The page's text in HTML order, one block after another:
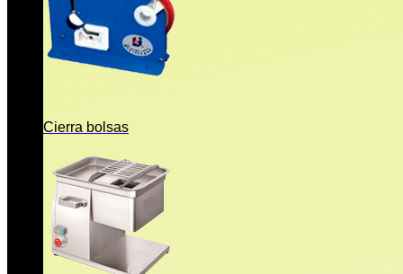
Cierra bolsas